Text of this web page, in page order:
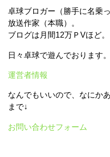
卓球ブロガー（勝手に名乗
放送作家（本職）。
ブログは月間12万ＰVほど。
日々卓球で遊んでおります。
運営者情報
なんでもいいので、なにか
まで↓
お問い合わせフォーム